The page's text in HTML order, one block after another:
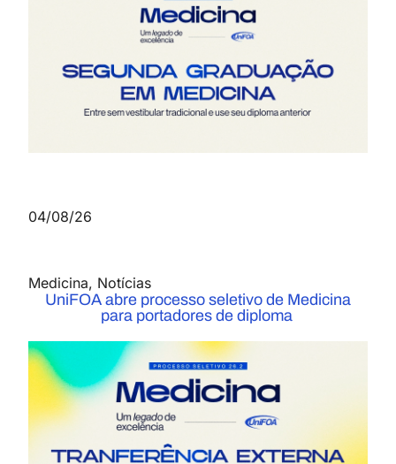
04/08/26
Medicina, Notícias
UniFOA abre processo seletivo de Medicina
para portadores de diploma